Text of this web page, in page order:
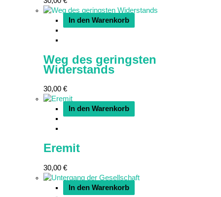
In den Warenkorb
Weg des geringsten
Widerstands
30,00 €
In den Warenkorb
Eremit
30,00 €
In den Warenkorb